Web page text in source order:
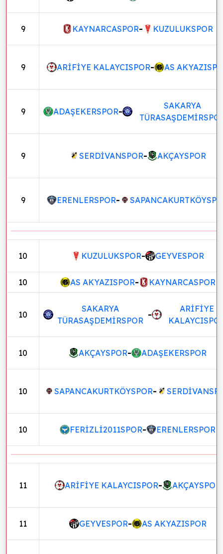
9 KAYNARCASPOR- KUZULUKSPOR
9 ARİFİYE KALAYCISPOR- AS
9 ADAŞEKERSPOR-
SAKARYA
9 SERDİVANSPOR- AKÇAYSPOR
9 ERENLERSPOR-
10 KUZULUKSPOR- GEYVESPOR
10 AS AKYAZISPOR- KAYNARCASPOR
10
SAKARYA
TÜRASAŞDEMİRSPOR
-
ARİFİYE
10 AKÇAYSPOR- ADAŞEKERSPOR
10 SAPANCAKURTKÖYSPOR-
10 FERİZLİ2011SPOR- ERENLERSPOR
11 ARİFİYE KALAYCISPOR- AKÇAYSPOR
11 GEYVESPOR- AS AKYAZISPOR